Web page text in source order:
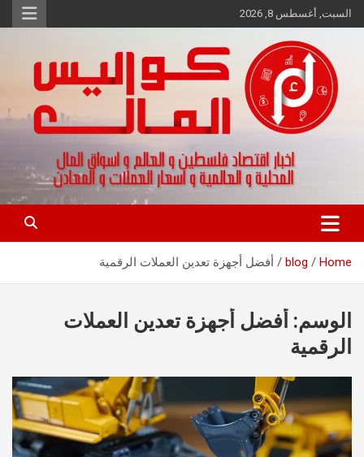
Skip
to
السبت, أغسطس 8, 2026
كواليس المال
اخبار اقتصاد فلسطين و العالم و تقارير اسواق المال و العملات
Home
blog أفضل أجهزة تعدين العملات الرقمية
الوسم: أفضل أجهزة تعدين العملات
الرقمية